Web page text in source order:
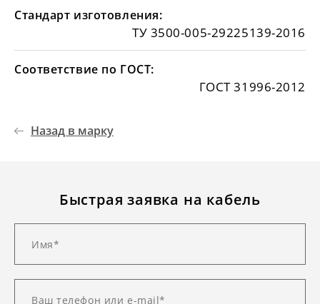
Стандарт изготовления:
ТУ 3500-005-29225139-2016
Соответствие по ГОСТ:
ГОСТ 31996-2012
Назад в марку
Быстрая заявка на кабель